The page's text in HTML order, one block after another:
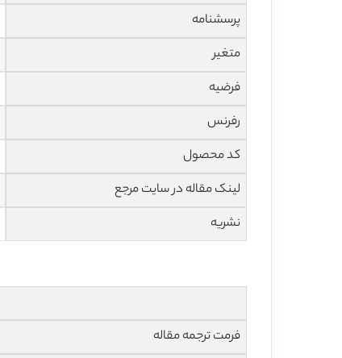
پرسشنامه
متغیر
فرضیه
رفرنس
کد محصول
لینک مقاله در سایت مرجع
نشریه
فرمت ترجمه مقاله